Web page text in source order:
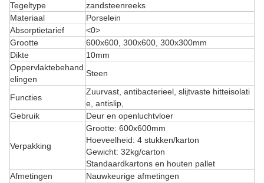
Tegeltype
zandsteenreeks
Materiaal
Porselein
Absorptietarief
<0>
Grootte
600x600, 300x600, 300x300mm
Dikte
10mm
Oppervlaktebehand
elingen
Steen
Functies
Zuurvast, antibacterieel, slijtvaste hitteisolati
e, antislip,
Gebruik
Deur en openluchtvloer
Verpakking
Grootte: 600x600mm
Hoeveelheid: 4 stukken/karton
Gewicht: 32kg/carton
Standaardkartons en houten pallet
Afmetingen
Nauwkeurige afmetingen